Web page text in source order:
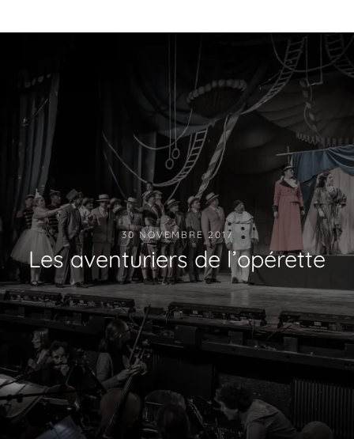
30 NOVEMBRE 2017
Les aventuriers de l’opérette